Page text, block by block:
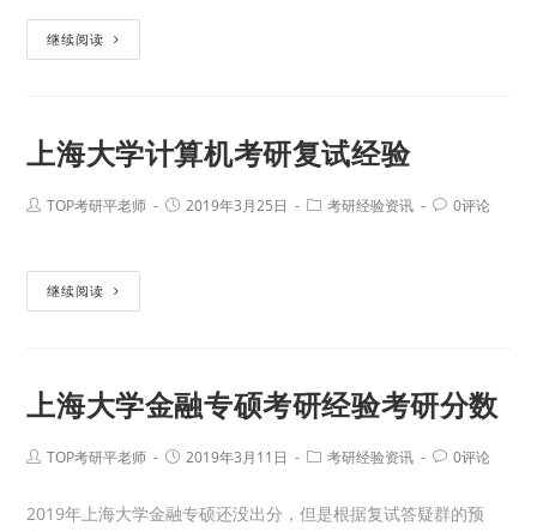
继续阅读
上海大学计算机考研复试经验
TOP考研平老师 2019年3月25日 考研经验资讯 0评论
继续阅读
上海大学金融专硕考研经验考研分数
TOP考研平老师 2019年3月11日 考研经验资讯 0评论
2019年上海大学金融专硕还没出分，但是根据复试答疑群的预